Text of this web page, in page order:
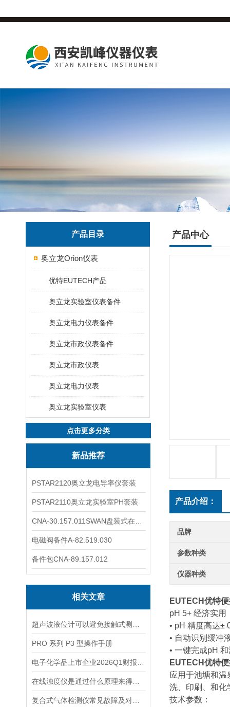
产品目录
奥立龙Orion仪表
优特EUTECH产品
奥立龙实验室仪表备件
奥立龙电力仪表备件
奥立龙市政仪表备件
奥立龙市政仪表
奥立龙电力仪表
奥立龙实验室仪表
点击更多分类
新品推荐
PSTAR2120奥立龙电导率仪套装
PSTAR2110奥立龙实验室PH套装
电磁阀备件A-82.519.030
备件包CNA-89.157.012
相关文章
PRO 系列 P3 型操作手册
产品中心
产品介绍：
品牌
参数种类
仪器种类
EUTECH优特
pH 5+ 经济实用
• pH 精度高达±
• 自动识别缓冲
• 一键完成pH
EUTECH优特
应用于池塘和
洗、印刷、和化
技术参数：